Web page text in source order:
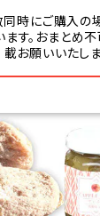
時にご購入の
ます。おまとめ
載お願いいたしま